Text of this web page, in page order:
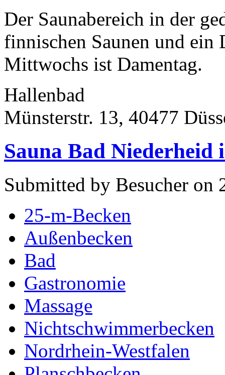
Der Saunabereich in der
finnischen Saunen und ein
Mittwochs ist Damentag.
Hallenbad
Münsterstr. 13, 40477
Sauna Bad Niederheid
Submitted by Besucher on
25-m-Becken
Außenbecken
Bad
Gastronomie
Massage
Nichtschwimmerbecken
Nordrhein-Westfalen